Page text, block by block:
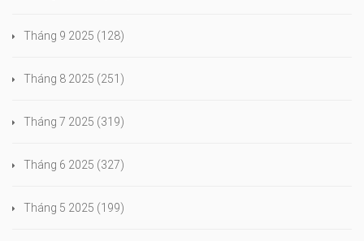
Tháng 9 2025 (128)
Tháng 8 2025 (251)
Tháng 7 2025 (319)
Tháng 6 2025 (327)
Tháng 5 2025 (199)